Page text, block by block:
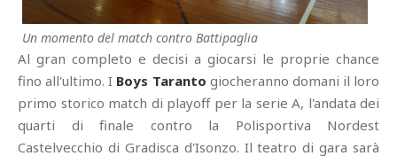
Un momento del match contro Battipaglia
Al gran completo e decisi a giocarsi le proprie chance
fino all'ultimo. I Boys Taranto giocheranno domani il loro
primo storico match di playoff per la serie A, l'andata dei
quarti di finale contro la Polisportiva Nordest
Castelvecchio di Gradisca d'Isonzo. Il teatro di gara sarà